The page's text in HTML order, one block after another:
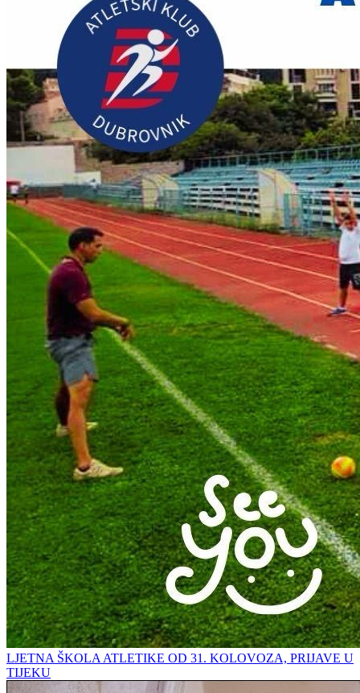
LJETNA ŠKOLA ATLETIKE OD 31. KOLOVOZA, PRIJAVE U
TIJEKU